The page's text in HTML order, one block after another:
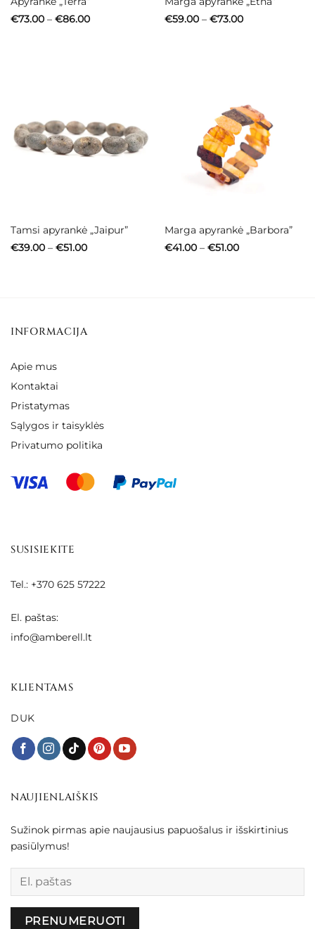
€73.00 – €86.00Price
€59.00 – €73.00Price
Tamsi apyrankė „Jaipur”
€39.00 – €51.00Price
Marga apyrankė „Barbora”
€41.00 – €51.00Price
INFORMACIJA
Apie mus
Kontaktai
Pristatymas
Sąlygos ir taisyklės
Privatumo politika
SUSISIEKITE
Tel.: +370 625 57222
El. paštas:
info@amberell.lt
KLIENTAMS
DUK
NAUJIENLAIŠKIS
Sužinok pirmas apie naujausius papuošalus ir išskirtinius
pasiūlymus!
Palikite šį lauką tuščią.